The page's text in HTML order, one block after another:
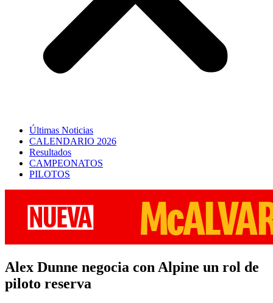
Últimas Noticias
CALENDARIO 2026
Resultados
CAMPEONATOS
PILOTOS
Alex Dunne negocia con Alpine un rol de
piloto reserva